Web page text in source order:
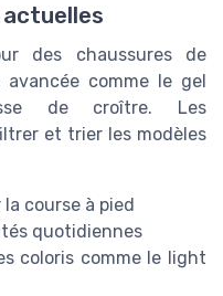
des chaussures de
comme le gel
de croître. Les
et trier les modèles
course à pied
quotidiennes
coloris comme le light